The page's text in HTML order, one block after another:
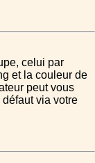
celui par
et la couleur de
peut vous
via votre